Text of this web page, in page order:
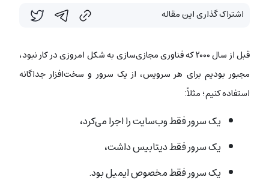
اشتراک گذاری این مقاله
قبل از سال ۲۰۰۰ که فناوری مجازی‌سازی به شکل امروزی در کار نبود،
مجبور بودیم برای هر سرویس، از یک سرور و سخت‌افزار جداگانه
استفاده کنیم؛ مثلاً:
یک سرور فقط وب‌سایت را اجرا می‌کرد،
یک سرور فقط دیتابیس داشت،
یک سرور فقط مخصوص ایمیل بود.